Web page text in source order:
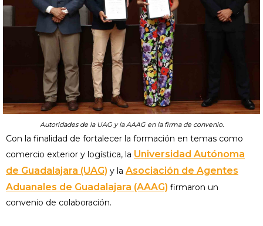
Autoridades de la UAG y la AAAG en la firma de convenio.
Con la finalidad de fortalecer la formación en temas como
comercio exterior y logística, la Universidad Autónoma
de Guadalajara (UAG) y la Asociación de Agentes
Aduanales de Guadalajara (AAAG) firmaron un
convenio de colaboración.